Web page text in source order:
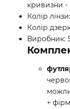
кривизни -
Колір
Колір
Виробник:
+